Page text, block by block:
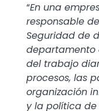
“En una
responsable
Seguridad de
departamento
del trabajo
procesos, las
organización
y la política de